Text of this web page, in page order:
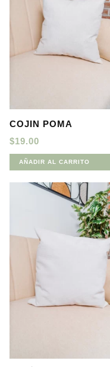
COJIN POMA
$19.00
AÑADIR AL CARRITO